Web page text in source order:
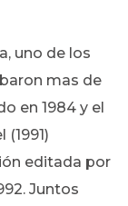
uno de los
mas de
en 1984 y el
editada por
Juntos